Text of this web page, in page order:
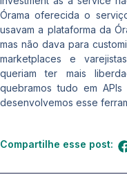
Órama oferecida o
usavam a plataforma da
mas não dava para
marketplaces e
queriam ter mais
quebramos tudo em
desenvolvemos esse
Compartilhe esse post: